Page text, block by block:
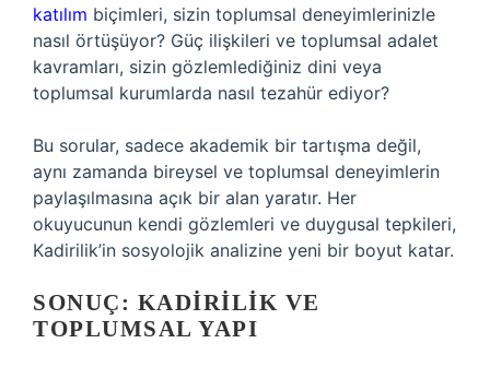
katılım biçimleri, sizin toplumsal deneyimlerinizle
nasıl örtüşüyor? Güç ilişkileri ve toplumsal adalet
kavramları, sizin gözlemlediğiniz dini veya
toplumsal kurumlarda nasıl tezahür ediyor?
Bu sorular, sadece akademik bir tartışma değil,
aynı zamanda bireysel ve toplumsal deneyimlerin
paylaşılmasına açık bir alan yaratır. Her
okuyucunun kendi gözlemleri ve duygusal tepkileri,
Kadirilik’in sosyolojik analizine yeni bir boyut katar.
SONUÇ: KADIRILIK VE
TOPLUMSAL YAPI